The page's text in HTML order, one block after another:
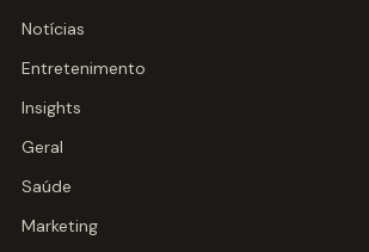
Notícias
Entretenimento
Insights
Geral
Saúde
Marketing